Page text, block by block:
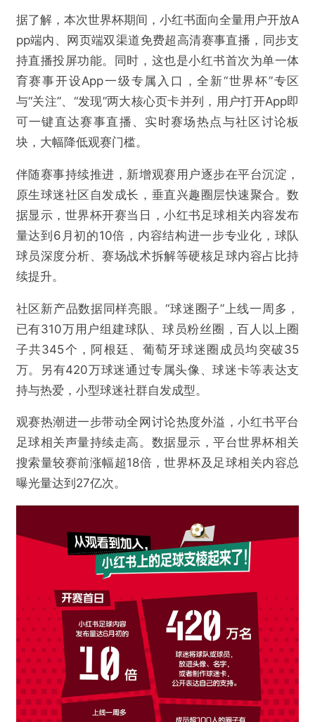
据了解，本次世界杯期间，小红书面向全量用户开放A
pp端内、网页端双渠道免费超高清赛事直播，同步支
持直播投屏功能。同时，这也是小红书首次为单一体
育赛事开设App一级专属入口，全新“世界杯”专区
与“关注”、“发现”两大核心页卡并列，用户打开App即
可一键直达赛事直播、实时赛场热点与社区讨论板
块，大幅降低观赛门槛。
伴随赛事持续推进，新增观赛用户逐步在平台沉淀，
原生球迷社区自发成长，垂直兴趣圈层快速聚合。数
据显示，世界杯开赛当日，小红书足球相关内容发布
量达到6月初的10倍，内容结构进一步专业化，球队
球员深度分析、赛场战术拆解等硬核足球内容占比持
续提升。
社区新产品数据同样亮眼。“球迷圈子”上线一周多，
已有310万用户组建球队、球员粉丝圈，百人以上圈
子共345个，阿根廷、葡萄牙球迷圈成员均突破35
万。另有420万球迷通过专属头像、球迷卡等表达支
持与热爱，小型球迷社群自发成型。
观赛热潮进一步带动全网讨论热度外溢，小红书平台
足球相关声量持续走高。数据显示，平台世界杯相关
搜索量较赛前涨幅超18倍，世界杯及足球相关内容总
曝光量达到27亿次。